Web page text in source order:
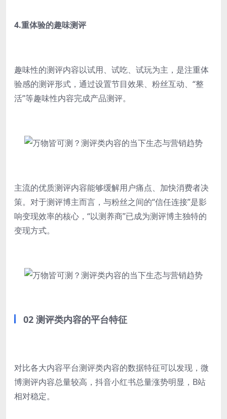
4.重体验的趣味测评
趣味性的测评内容以试用、试吃、试玩为主，是注重体
验感的测评形式，通过设置节目效果、粉丝互动、“整
活”等趣味性内容完成产品测评。
主流的优质测评内容能够缓解用户痛点、加快消费者决
策。对于测评博主而言，与粉丝之间的“信任连接”是影
响变现效率的核心，“以测养商”已成为测评博主独特的
变现方式。
02 测评类内容的平台特征
对比各大内容平台测评类内容的数据特征可以发现，微
博测评内容总量较高，抖音小红书总量涨势明显，B站
相对稳定。